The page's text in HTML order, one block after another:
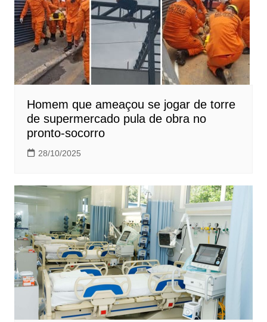
Homem que ameaçou se jogar de torre
de supermercado pula de obra no
pronto-socorro
28/10/2025